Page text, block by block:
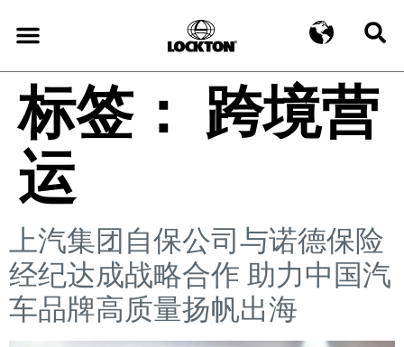
标签： 跨境营
运
上汽集团自保公司与诺德保险
经纪达成战略合作 助力中国汽
车品牌高质量扬帆出海